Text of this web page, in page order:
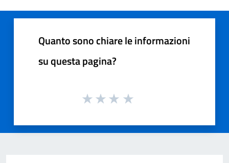
Quanto sono chiare le informazioni
su questa pagina?